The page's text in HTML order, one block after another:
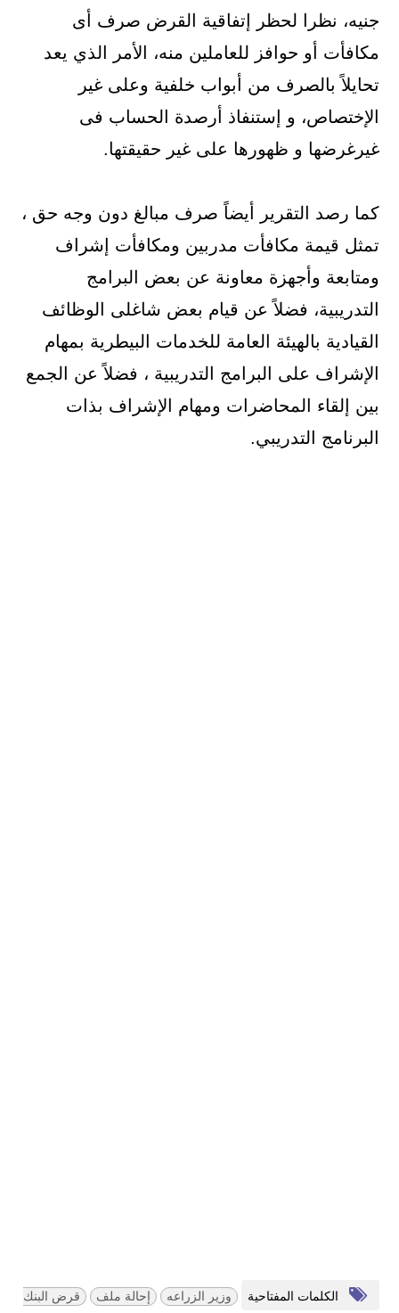
جنيه، نظرا لحظر إتفاقية القرض صرف أى
مكافأت أو حوافز للعاملين منه، الأمر الذي يعد
تحايلاً بالصرف من أبواب خلفية وعلى غير
الإختصاص، و إستنفاذ أرصدة الحساب فى
غيرغرضها و ظهورها على غير حقيقتها.
كما رصد التقرير أيضاً صرف مبالغ دون وجه حق ،
تمثل قيمة مكافأت مدربين ومكافأت إشراف
ومتابعة وأجهزة معاونة عن بعض البرامج
التدريبية، فضلاً عن قيام بعض شاغلى الوظائف
القيادية بالهيئة العامة للخدمات البيطرية بمهام
الإشراف على البرامج التدريبية ، فضلاً عن الجمع
بين إلقاء المحاضرات ومهام الإشراف بذات
البرنامج التدريبي.
الكلمات المفتاحية وزير الزراعه إحالة ملف قرض البنك